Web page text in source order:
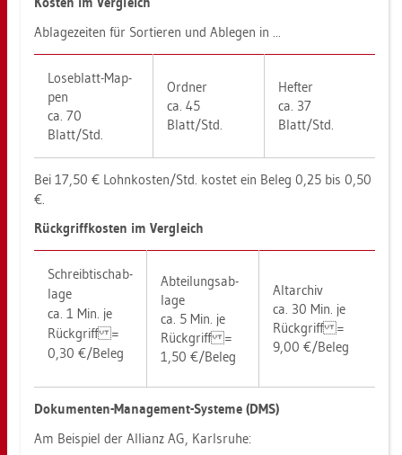
Ab­la­ge­zei­ten für Sor­tie­ren und Ab­le­gen in ...
Lo­se­blatt-Map­
pen
ca. 70
Blatt/Std.
Ord­ner
ca. 45
Blatt/Std.
Hef­ter
ca. 37
Blatt/Std.
Bei 17,50 € Lohn­kos­ten/Std. kos­tet ein Beleg 0,25 bis 0,50
€.
Rück­griff­kos­ten im Ver­gleich
Schreib­tisch­ab­
la­ge
ca. 1 Min. je
Rück­griff =
0,30 €/Beleg
Ab­tei­lungs­ab­
la­ge
ca. 5 Min. je
Rück­griff =
1,50 €/Beleg
Al­t­ar­chiv
ca. 30 Min. je
Rück­griff =
9,00 €/Beleg
Do­ku­men­ten-Ma­nage­ment-Sys­te­me (DMS)
Am Bei­spiel der Al­li­anz AG, Karls­ru­he: